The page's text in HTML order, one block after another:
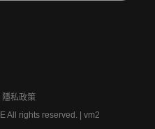
隱私政策
All rights reserved. | vm2